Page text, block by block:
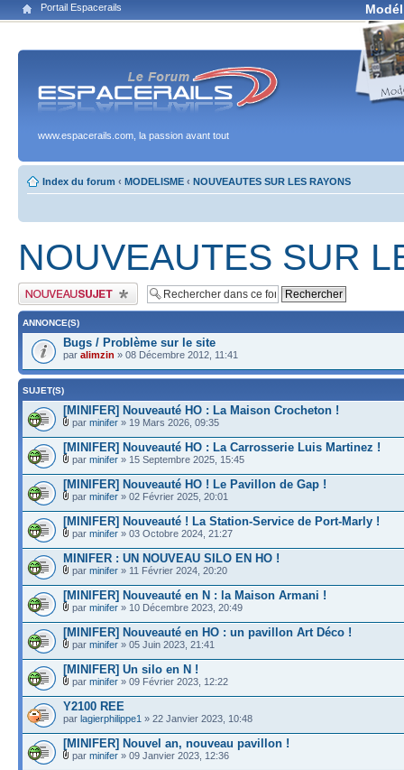
Portail Espacerails
www.espacerails.com, la passion avant tout
Index du forum ‹ MODELISME ‹ NOUVEAUTES SUR LES RAYONS
NOUVEAUTES SUR
Publier un nouveau sujet
ANNONCE(S)
Bugs / Problème sur le site
par alimzin » 08 Décembre 2012, 11:41
SUJET(S)
[MINIFER] Nouveauté HO : La Maison Crocheton !
par minifer » 19 Mars 2026, 09:35
[MINIFER] Nouveauté HO : La Carrosserie Luis Martinez !
par minifer » 15 Septembre 2025, 15:45
[MINIFER] Nouveauté HO ! Le Pavillon de Gap !
par minifer » 02 Février 2025, 20:01
[MINIFER] Nouveauté ! La Station-Service de Port-Marly !
par minifer » 03 Octobre 2024, 21:27
MINIFER : UN NOUVEAU SILO EN HO !
par minifer » 11 Février 2024, 20:20
[MINIFER] Nouveauté en N : la Maison Armani !
par minifer » 10 Décembre 2023, 20:49
[MINIFER] Nouveauté en HO : un pavillon Art Déco !
par minifer » 05 Juin 2023, 21:41
[MINIFER] Un silo en N !
par minifer » 09 Février 2023, 12:22
Y2100 REE
par lagierphilippe1 » 22 Janvier 2023, 10:48
[MINIFER] Nouvel an, nouveau pavillon !
par minifer » 09 Janvier 2023, 12:36